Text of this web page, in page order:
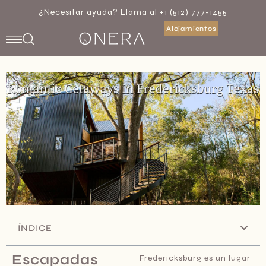
¿Necesitar ayuda? Llama al +1 (512) 777-1455
Alojamientos
Escapadas
Fredericksburg es un lugar
ÍNDICE